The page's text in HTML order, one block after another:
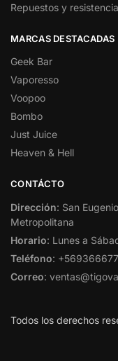
Repuestos y
MARCAS DESTACADAS
Geek Bar
Vaporesso
Voopoo
Bombo
Just Juice
Heaven & Hell
CONTÁCTO
Dirección: San
Metropolitana
Horario: Lunes a
Teléfono:
Correo:
Todos los derechos